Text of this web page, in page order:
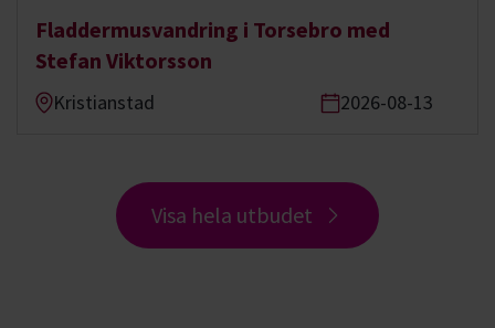
Fladdermusvandring i Torsebro med
Stefan Viktorsson
Kristianstad 2026-08-13
Visa hela utbudet